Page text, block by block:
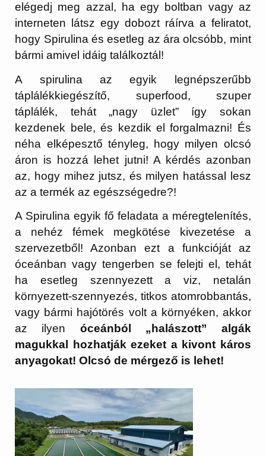
elégedj meg azzal, ha egy boltban vagy az
interneten látsz egy dobozt ráírva a feliratot,
hogy Spirulina és esetleg az ára olcsóbb, mint
bármi amivel idáig találkoztál!
A spirulina az egyik legnépszerűbb
táplálékkiegészítő, superfood, szuper
táplálék, tehát „nagy üzlet” így sokan
kezdenek bele, és kezdik el forgalmazni! És
néha elképesztő tényleg, hogy milyen olcsó
áron is hozzá lehet jutni! A kérdés azonban
az, hogy mihez jutsz, és milyen hatással lesz
az a termék az egészségedre?!
A Spirulina egyik fő feladata a méregtelenítés,
a nehéz fémek megkötése kivezetése a
szervezetből! Azonban ezt a funkcióját az
óceánban vagy tengerben se felejti el, tehát
ha esetleg szennyezett a viz, netalán
környezett-szennyezés, titkos atomrobbantás,
vagy bármi hajótörés volt a környéken, akkor
az ilyen óceánból „halászott” algák
magukkal hozhatják ezeket a kivont káros
anyagokat! Olcsó de mérgező is lehet!